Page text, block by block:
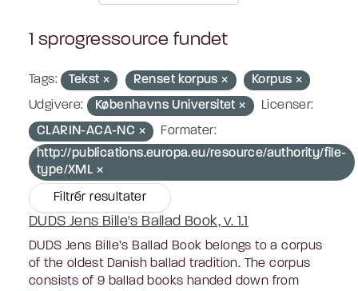
1 sprogressource fundet
Tags: Tekst Renset korpus
Korpus
Udgivere:
Københavns Universitet
Licenser:
CLARIN-ACA-NC
Formater:
http://publications.europa.eu/resource/authority/file-
type/XML
Filtrér resultater
DUDS Jens Bille's Ballad Book, v. 1.1
DUDS Jens Bille’s Ballad Book belongs to a corpus
of the oldest Danish ballad tradition. The corpus
consists of 9 ballad books handed down from